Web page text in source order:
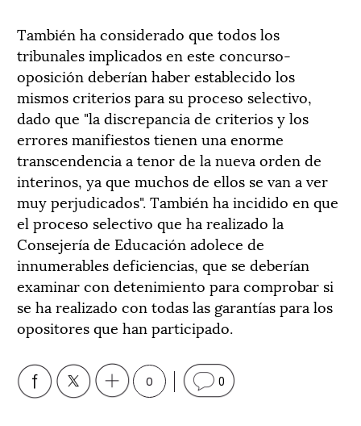
También ha considerado que todos los
tribunales implicados en este concurso-
oposición deberían haber establecido los
mismos criterios para su proceso selectivo,
dado que "la discrepancia de criterios y los
errores manifiestos tienen una enorme
transcendencia a tenor de la nueva orden de
interinos, ya que muchos de ellos se van a ver
muy perjudicados". También ha incidido en que
el proceso selectivo que ha realizado la
Consejería de Educación adolece de
innumerables deficiencias, que se deberían
examinar con detenimiento para comprobar si
se ha realizado con todas las garantías para los
opositores que han participado.
0 0